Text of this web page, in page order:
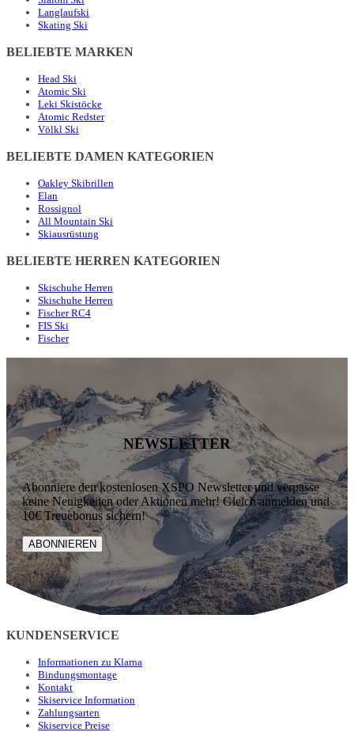
Langlaufski
Skating Ski
BELIEBTE MARKEN
Head Ski
Atomic Ski
Leki Skistöcke
Atomic Redster
Völkl Ski
BELIEBTE DAMEN KATEGORIEN
Oakley Skibrillen
Elan
Rossignol
All Mountain Ski
Skiausrüstung
BELIEBTE HERREN KATEGORIEN
Skischuhe Herren
Skischuhe Herren
Fischer RC4
FIS Ski
Fischer
NEWSLETTER
Abonniere den kostenlosen XSPO Newsletter und verpasse
keine Neuigkeiten oder Aktionen mehr! Gleich anmelden und
10€ Treuebonus sichern!
ABONNIEREN
KUNDENSERVICE
Informationen zu Klarna
Bindungsmontage
Kontakt
Skiservice Information
Zahlungsarten
Skiservice Preise